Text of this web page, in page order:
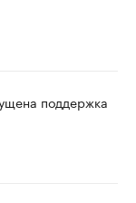
поддержка